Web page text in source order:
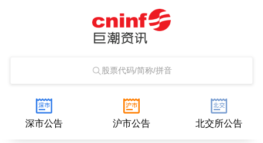
股票代码/简称/拼音
深市公告 沪市公告 北交所公告